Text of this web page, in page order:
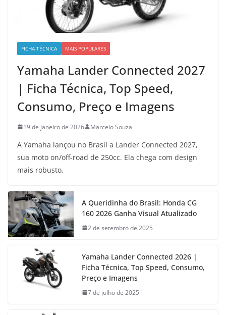
FICHA TÉCNICA MAIS POPULARES
Yamaha Lander Connected 2027
| Ficha Técnica, Top Speed,
Consumo, Preço e Imagens
19 de janeiro de 2026 Marcelo Souza
A Yamaha lançou no Brasil a Lander Connected 2027,
sua moto on/off-road de 250cc. Ela chega com design
mais robusto,
A Queridinha do Brasil: Honda CG
160 2026 Ganha Visual Atualizado
2 de setembro de 2025
Yamaha Lander Connected 2026 |
Ficha Técnica, Top Speed, Consumo,
Preço e Imagens
7 de julho de 2025